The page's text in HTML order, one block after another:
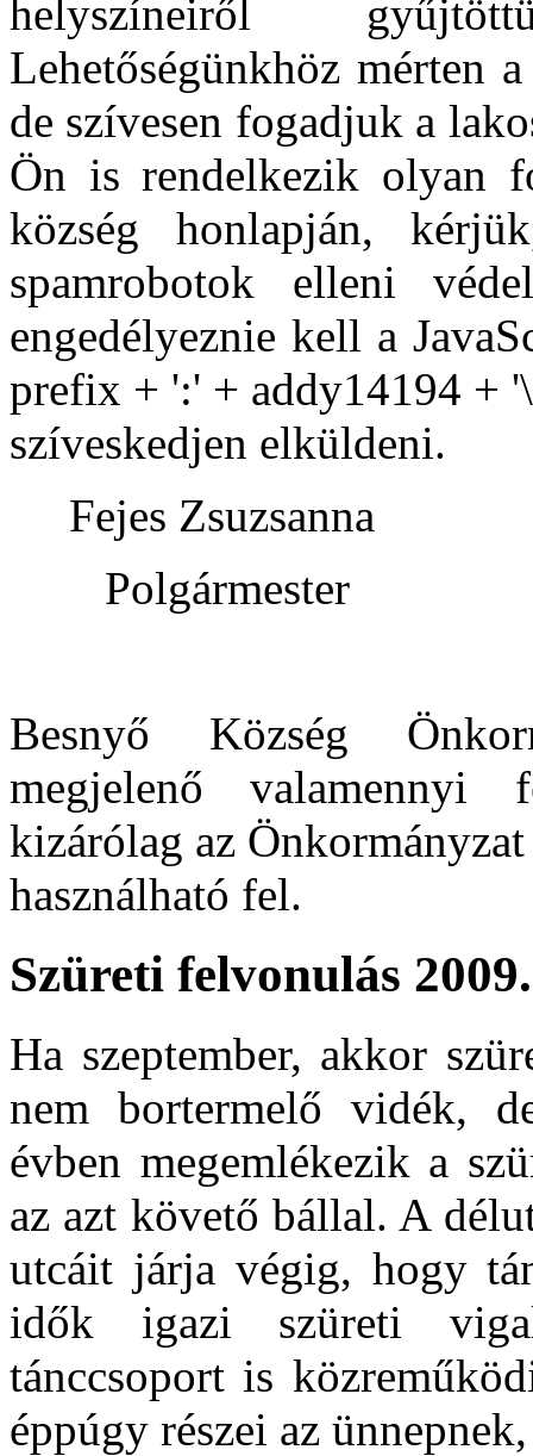
helyszíneiről
Lehetőségünkhöz mérten
de szívesen fogadjuk a
Ön is rendelkezik olyan
község honlapján,
spamrobotok elleni
engedélyeznie kell a
prefix + ':' + addy14194 +
szíveskedjen elküldeni.
Fejes Zsuzsanna
Polgármester
Besnyő Község
megjelenő valamennyi
kizárólag az
használható fel.
Szüreti felvonulás 2009.
Ha szeptember, akkor
nem bortermelő vidék,
évben megemlékezik a
az azt követő bállal. A
utcáit járja végig, hogy
idők igazi szüreti
tánccsoport is
éppúgy részei az